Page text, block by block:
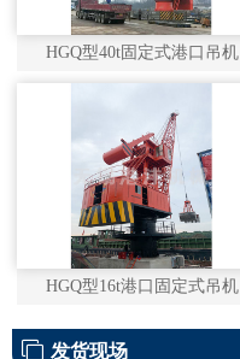
HGQ型40t固定式港口吊机
HGQ型16t港口固定式吊机
发货现场